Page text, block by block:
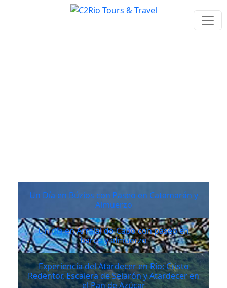
Un Día en Búzios con Paseo en Catamarán y
Almuerzo
Un día en Arraial do Cabo con paseo en
barco y almuerzo
Experiencia del Atardecer en Río: Cristo
Redentor, Escalera de Selarón y Atardecer en
el Pan de Azúcar